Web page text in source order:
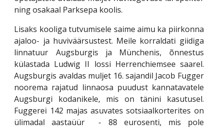
ning osakaal Parksepa koolis.
Lisaks kooliga tutvumisele saime aimu ka piirkonna
ajaloo- ja huviväärsustest. Meile korraldati giidiga
linnatuur Augsburgis ja Münchenis, õnnestus
külastada Ludwig II lossi Herrenchiemsee saarel.
Augsburgis avaldas muljet 16. sajandil Jacob Fugger
noorema rajatud linnaosa puudust kannatavatele
Augsburgi kodanikele, mis on tänini kasutusel.
Fuggerei 142 majas asuvates sotsiaalkorterites on
ülimadal aastaüür - 88 eurosenti, mis pole